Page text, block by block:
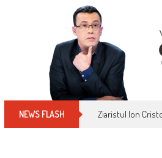
NEWS FLASH Ziaristul Ion